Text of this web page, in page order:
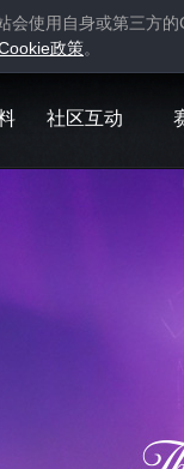
会使用自身或第三方的
政策。
社区互动